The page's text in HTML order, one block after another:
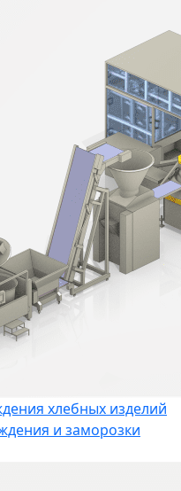
хлебных изделий
и заморозки